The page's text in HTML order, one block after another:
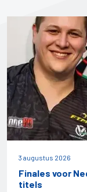
3 augustus 2026
Finales voor
titels